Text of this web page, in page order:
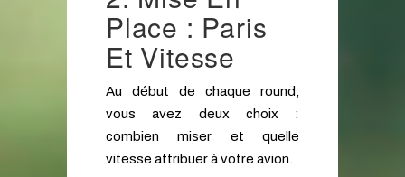
Place : Paris
Et Vitesse
Au début de chaque round,
vous avez deux choix :
combien miser et quelle
vitesse attribuer à votre avion.